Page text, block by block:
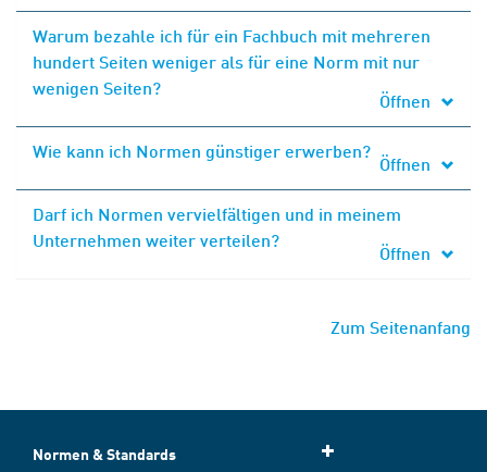
Warum bezahle ich für ein Fachbuch mit mehreren
hundert Seiten weniger als für eine Norm mit nur
wenigen Seiten?
Öffnen
Wie kann ich Normen günstiger erwerben?
Öffnen
Darf ich Normen vervielfältigen und in meinem
Unternehmen weiter verteilen?
Öffnen
Zum Seitenanfang
Normen & Standards